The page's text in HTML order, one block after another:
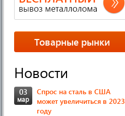
Товарные рынки
Новости
03
мар
Спрос на сталь в США
может увеличиться в 2023
году